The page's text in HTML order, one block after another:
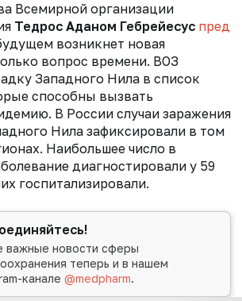
Всемирной организации
Тедрос Аданом Гебрейесус пред
возникнет новая
вопрос времени. ВОЗ
Западного Нила в список
способны вызвать
В России случаи заражения
Нила зафиксировали в том
Наибольшее число в
диагностировали у 59
госпитализировали.
важные новости сферы
теперь и в нашем
канале@medpharm.